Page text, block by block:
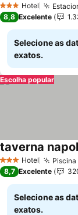
3 EstrelasHotel
8,8 Excelente
Selecione as
exatos.
Escolha popular
3 EstrelasHotel Piscina
taverna
8,7 Excelente
Selecione as
exatos.